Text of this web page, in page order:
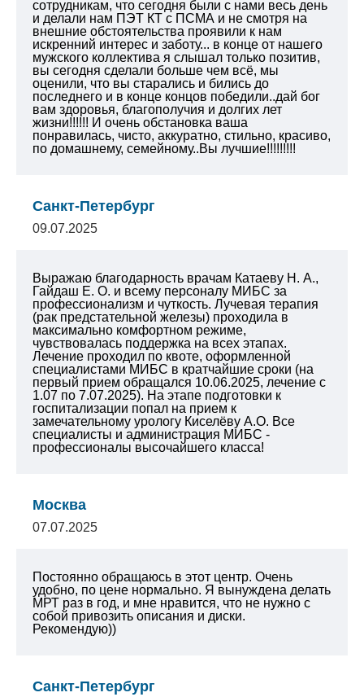
сотрудникам, что сегодня были с нами весь день
и делали нам ПЭТ КТ с ПСМА и не смотря на
внешние обстоятельства проявили к нам
искренний интерес и заботу... в конце от нашего
мужского коллектива я слышал только позитив,
вы сегодня сделали больше чем всё, мы
оценили, что вы старались и бились до
последнего и в конце концов победили..дай бог
вам здоровья, благополучия и долгих лет
жизни!!!!!! И очень обстановка ваша
понравилась, чисто, аккуратно, стильно, красиво,
по домашнему, семейному..Вы лучшие!!!!!!!!!
Санкт-Петербург
09.07.2025
Выражаю благодарность врачам Катаеву Н. А.,
Гайдаш Е. О. и всему персоналу МИБС за
профессионализм и чуткость. Лучевая терапия
(рак предстательной железы) проходила в
максимально комфортном режиме,
чувствовалась поддержка на всех этапах.
Лечение проходил по квоте, оформленной
специалистами МИБС в кратчайшие сроки (на
первый прием обращался 10.06.2025, лечение с
1.07 по 7.07.2025). На этапе подготовки к
госпитализации попал на прием к
замечательному урологу Киселёву А.О. Все
специалисты и администрация МИБС -
профессионалы высочайшего класса!
Москва
07.07.2025
Постоянно обращаюсь в этот центр. Очень
удобно, по цене нормально. Я вынуждена делать
МРТ раз в год, и мне нравится, что не нужно с
собой привозить описания и диски.
Рекомендую))
Санкт-Петербург